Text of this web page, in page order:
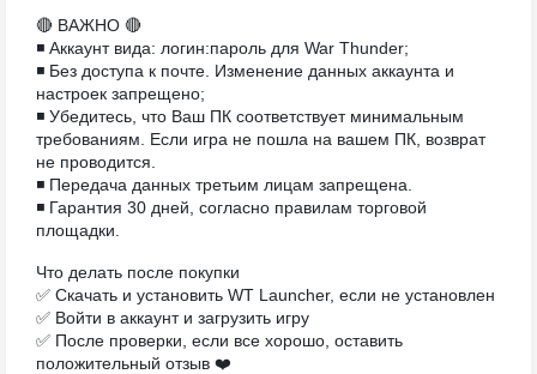
🔴 ВАЖНО 🔴
◾️ Аккаунт вида: логин:пароль для War Thunder;
◾️ Без доступа к почте. Изменение данных аккаунта и
настроек запрещено;
◾️ Убедитесь, что Ваш ПК соответствует минимальным
требованиям. Если игра не пошла на вашем ПК, возврат
не проводится.
◾️ Передача данных третьим лицам запрещена.
◾️ Гарантия 30 дней, согласно правилам торговой
площадки.
Что делать после покупки
✅ Скачать и установить WT Launcher, если не установлен
✅ Войти в аккаунт и загрузить игру
✅ После проверки, если все хорошо, оставить
положительный отзыв ❤️